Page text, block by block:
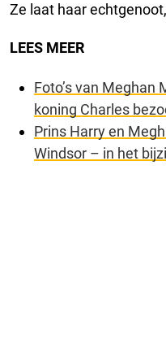
Ze laat haar
LEES MEER
Foto’s van Meghan
koning Charles
Prins Harry en
Windsor – in het